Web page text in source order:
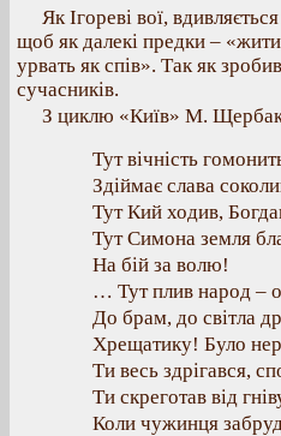
Як Ігореві вої,
щоб як далекі предки –
урвать як спів». Так як
сучасників.
З циклю «Київ» М.
Тут вічність
Здіймає слава
Тут Кий ходив,
Тут Симона земля
На бій за волю!
… Тут плив народ –
До брам, до світла
Хрещатику! Було
Ти весь здрігався,
Ти скреготав від
Коли чужинця